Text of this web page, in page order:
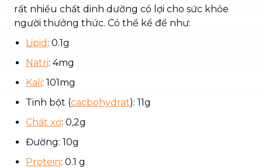
rất nhiều chất dinh dưỡng có lợi cho sức khỏe
người thưởng thức. Có thể kể để như:
Lipid : 0.1g
Natri: 4mg
Kali: 101mg
Tinh bột (cacbohydrat): 11g
Chất xơ: 0,2g
Đường: 10g
Protein: 0.1 g